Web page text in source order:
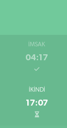
İMSAK
04:17
İKINDI
17:07